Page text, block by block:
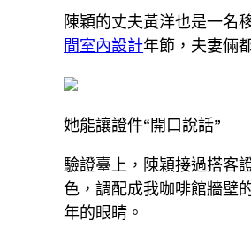
陳穎的丈夫黃洋也是一名
間室內設計年節，夫妻倆
她能讓證件“開口說話”
驗證臺上，陳穎接過搭客
色，調配成我咖啡館牆壁
年的眼睛。